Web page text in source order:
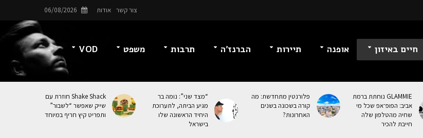
צור קשר אודות 06/08/2026
חיים באיזון אופנה תיירות הברנז’ה תרבות משפט VOD
GLAMMIE נוחתת ברמת
אביב: הפופ־אפ שכל מי
שחיה מהטלפון שלה
חייבת להכיר
פלורנטין מתחדשת: מה
קורה בשכונה בשנים
האחרונות?
“מצד שני”: נומה בר
מגיע הביתה, לתערוכת
היחיד הראשונה שלו
בישראל
Shake Shack חוזרת עם
שייק שאפשר “לשבור”
ותפריט קיץ חריף במיוחד